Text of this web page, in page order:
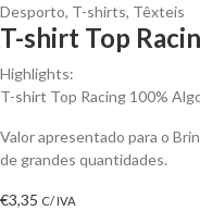
Desporto, T-shirts, Têxteis
T-shirt Top
Highlights:
T-shirt Top Racing 100%
Valor apresentado para o
de grandes quantidades.
€3,35 C/ IVA